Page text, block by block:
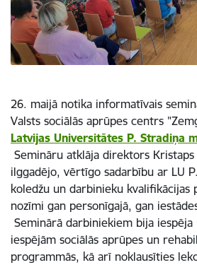
26. maijā notika informatīvais
Valsts sociālās aprūpes centrs
Latvijas Universitātes P. Stradiņa
Semināru atklāja direktors
ilggadējo, vērtīgo sadarbību ar LU
koledžu un darbinieku kvalifikācijas
nozīmi gan personīgajā, gan
Seminārā darbiniekiem bija
iespējām sociālās aprūpes un
programmās, kā arī noklausīties